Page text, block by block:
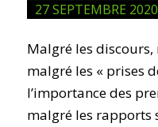
27 SEPTEMBRE 2020
Malgré les
malgré les « prises
l’importance des
malgré les rapports